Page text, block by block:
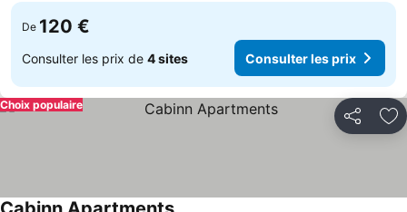
De 120 €
Consulter les prix de 4 sites Consulter les prix
Partager
Choix populaire